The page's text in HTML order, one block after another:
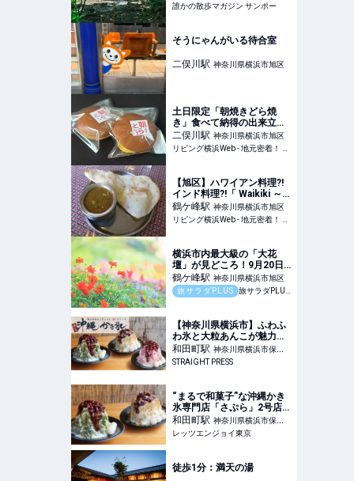
ケ谷区
誰かの散歩マガジン サンポー
そうにゃんがいる待合室
二俣川駅 神奈川県横浜市旭区
土日限定「朝焼きどら焼
き」食べて納得の出来立て
の味！【菓匠寿々木】旭区
二俣川駅 神奈川県横浜市旭区
リビング横浜Web - 地元密着！ 横浜、元町・中華街、みなとみらいほかのグルメ、イベント、お出かけ、習い事情報
【旭区】ハワイアン料理?!
インド料理?!「 Waikiki ～
ワイキキ～鶴ヶ峰店」
鶴ケ峰駅 神奈川県横浜市旭区
リビング横浜Web - 地元密着！ 横浜、元町・中華街、みなとみらいほかのグルメ、イベント、お出かけ、習い事情報
横浜市内最大級の「大花
壇」が見どころ！9月20日
（土）から「秋の里山ガー
デンフェスタ」が開催
鶴ケ峰駅 神奈川県横浜市旭区
旅サラダPLUS
旅サラダPLUS｜朝日放送
【神奈川県横浜市】ふわふ
わ氷と大粒あんこが魅力の
沖縄かき氷専門店
「SAPURA」が横浜に初上
和田町駅 神奈川県横浜市保土
ケ谷区
STRAIGHT PRESS
“まるで和菓子”な沖縄かき
氷専門店「さぷら」2号店
が横浜にオープン｜レッツ
エンジョイ東京
和田町駅 神奈川県横浜市保土
ケ谷区
レッツエンジョイ東京
徒歩1分：満天の湯